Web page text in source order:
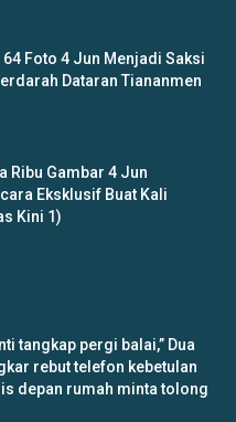
Foto 4 Jun Menjadi Saksi
Dataran Tiananmen
Ribu Gambar 4 Jun
Eksklusif Buat Kali
Kini 1)
tangkap pergi balai,” Dua
rebut telefon kebetulan
depan rumah minta tolong